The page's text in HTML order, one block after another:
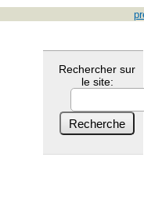
Rechercher sur
le site: